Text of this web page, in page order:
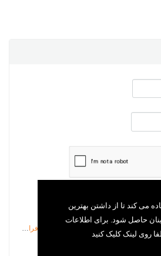
می کند تا از داشتن بهترین
حاصل شود. برای اطلاعات
روی لینک کلیک کنید
رمزعبور را فراموش کرده ام